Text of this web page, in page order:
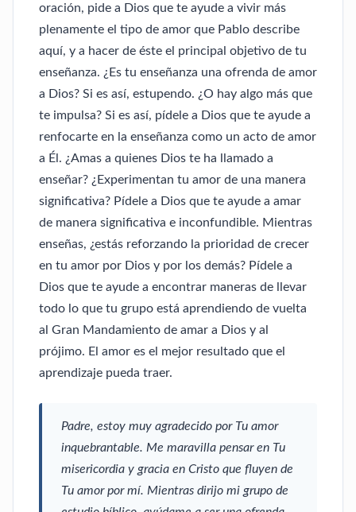
oración, pide a Dios que te ayude a vivir más
plenamente el tipo de amor que Pablo describe
aquí, y a hacer de éste el principal objetivo de tu
enseñanza. ¿Es tu enseñanza una ofrenda de amor
a Dios? Si es así, estupendo. ¿O hay algo más que
te impulsa? Si es así, pídele a Dios que te ayude a
renfocarte en la enseñanza como un acto de amor
a Él. ¿Amas a quienes Dios te ha llamado a
enseñar? ¿Experimentan tu amor de una manera
significativa? Pídele a Dios que te ayude a amar
de manera significativa e inconfundible. Mientras
enseñas, ¿estás reforzando la prioridad de crecer
en tu amor por Dios y por los demás? Pídele a
Dios que te ayude a encontrar maneras de llevar
todo lo que tu grupo está aprendiendo de vuelta
al Gran Mandamiento de amar a Dios y al
prójimo. El amor es el mejor resultado que el
aprendizaje pueda traer.
Padre, estoy muy agradecido por Tu amor
inquebrantable. Me maravilla pensar en Tu
misericordia y gracia en Cristo que fluyen de
Tu amor por mí. Mientras dirijo mi grupo de